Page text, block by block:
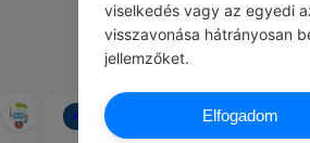
#IDÉZETEK BÖLCSESSÉG HIOSZI TATIOSZ
viselkedés vagy az egyedi
visszavonása hátrányosan
jellemzőket.
Elfogadom